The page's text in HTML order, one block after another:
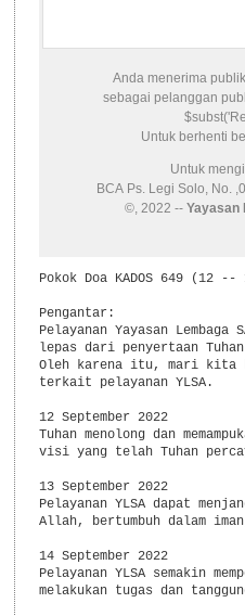
Anda menerima
sebagai pelanggan
Untuk berhenti
Untuk
BCA Ps. Legi Solo, No.
©, 2022 --Yayasan
Pokok Doa KADOS 649 (12
Pengantar:
Pelayanan Yayasan
lepas dari penyertaan
Oleh karena itu, mari kita
terkait pelayanan YLSA.
12 September 2022
Tuhan menolong dan
visi yang telah Tuhan
13 September 2022
Pelayanan YLSA dapat
Allah, bertumbuh dalam
14 September 2022
Pelayanan YLSA semakin
melakukan tugas dan